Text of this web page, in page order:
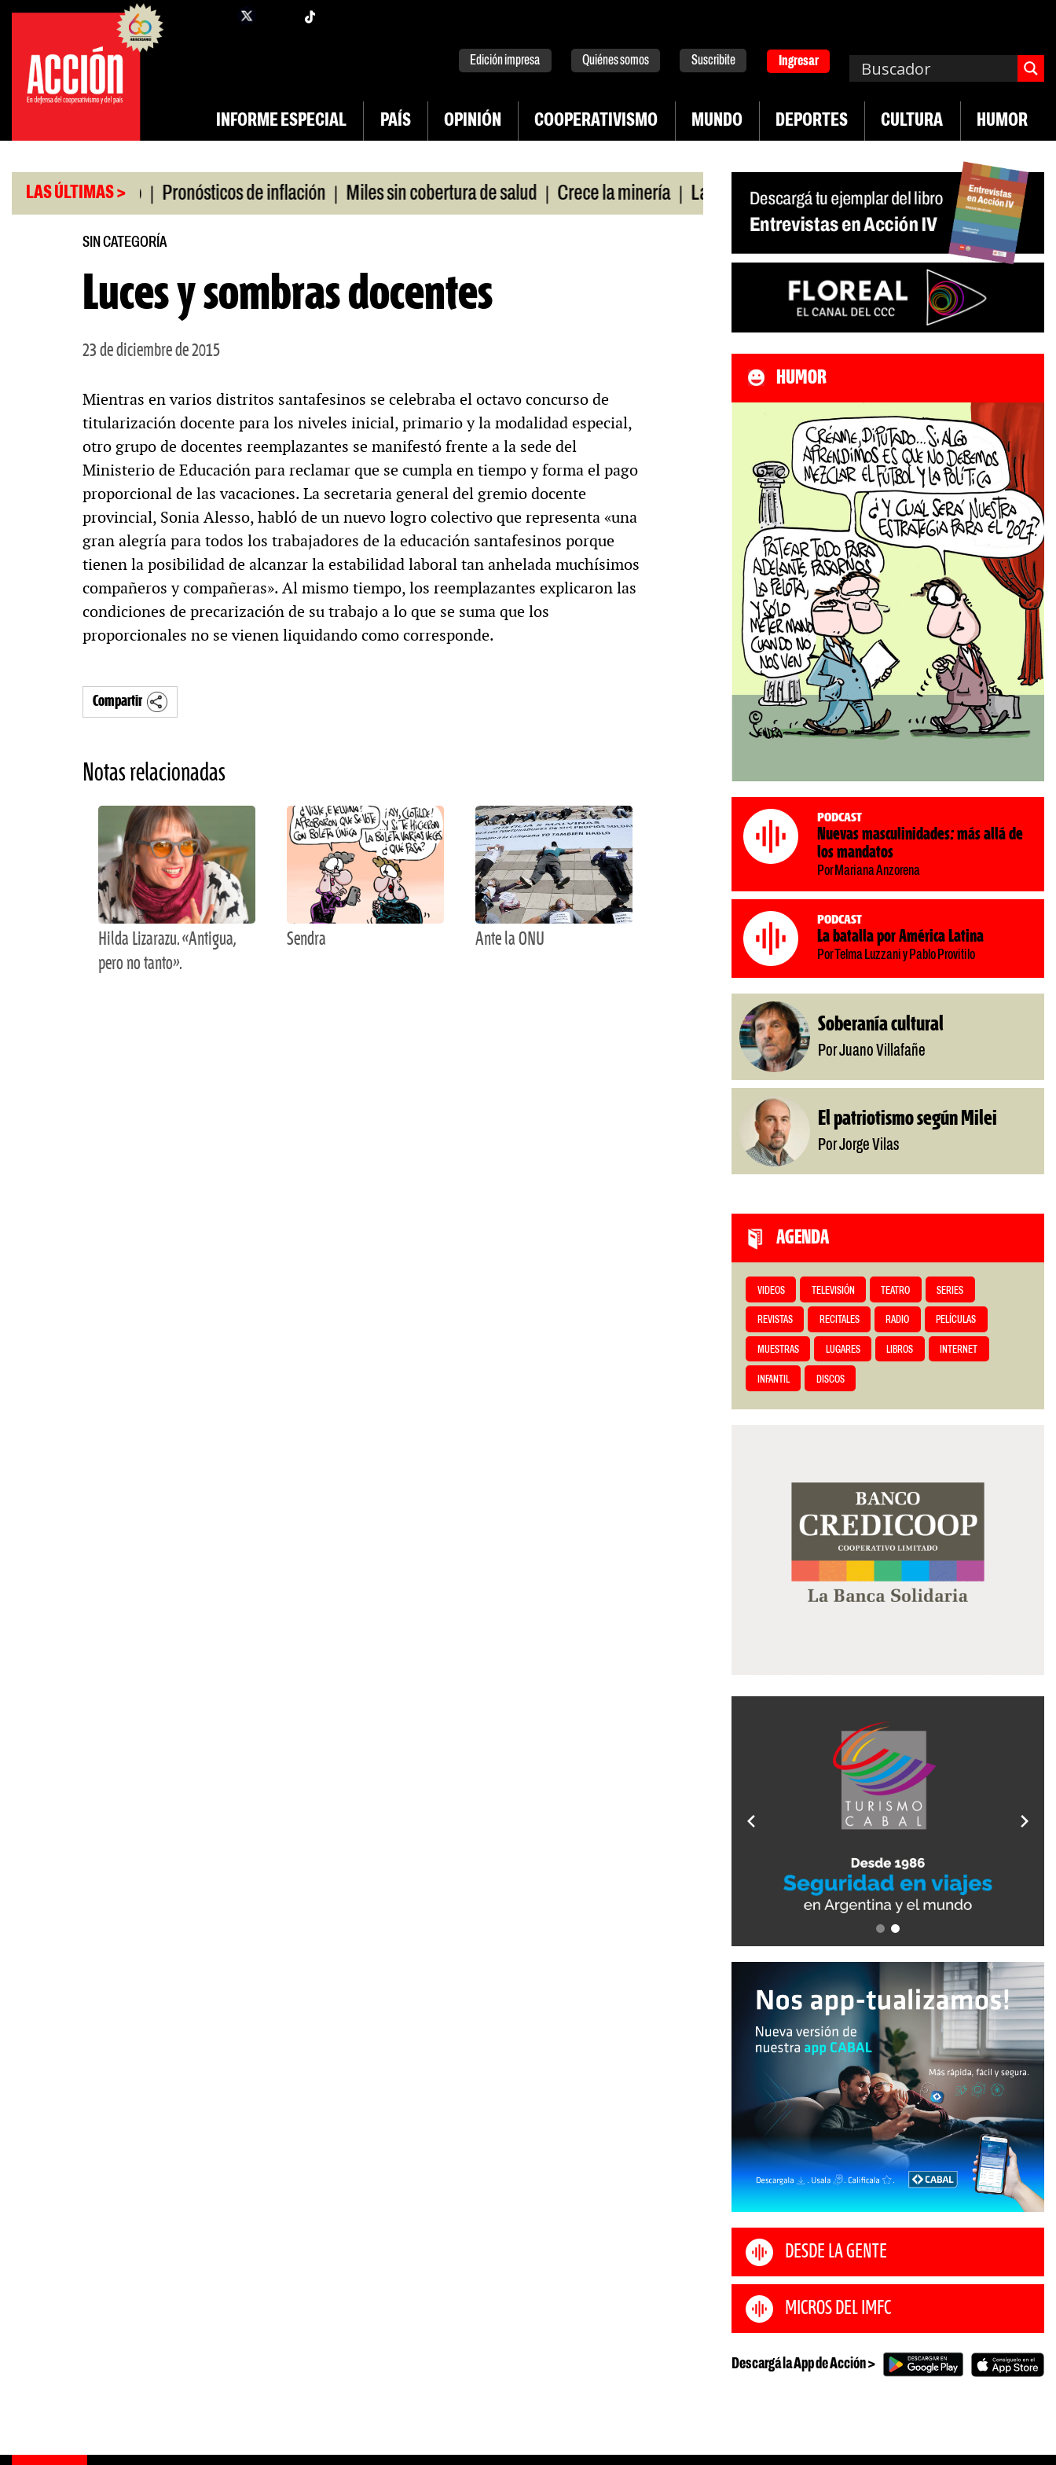
Saltar
contenido
facebook
Edición impresa Quiénes somos Suscribite Ingresar
INFORME ESPECIAL PAÍS OPINIÓN COOPERATIVISMO MUNDO DEPORTES CULTURA HUMOR
LAS ÚLTIMAS >
universitario | Pronósticos de inflación | Miles sin cobertura de salud | Crece la minería | La Pampa. Emergencia en salud mental | Los 43
SIN CATEGORÍA
Luces y sombras docentes
23 de diciembre de 2015
Mientras en varios distritos santafesinos se celebraba el octavo concurso de
titularización docente para los niveles inicial, primario y la modalidad especial,
otro grupo de docentes reemplazantes se manifestó frente a la sede del
Ministerio de Educación para reclamar que se cumpla en tiempo y forma el pago
proporcional de las vacaciones. La secretaria general del gremio docente
provincial, Sonia Alesso, habló de un nuevo logro colectivo que representa «una
gran alegría para todos los trabajadores de la educación santafesinos porque
tienen la posibilidad de alcanzar la estabilidad laboral tan anhelada muchísimos
compañeros y compañeras». Al mismo tiempo, los reemplazantes explicaron las
condiciones de precarización de su trabajo a lo que se suma que los
proporcionales no se vienen liquidando como corresponde.
Compartir
Notas relacionadas
Hilda Lizarazu. «Antigua,
pero no tanto».
Sendra Ante la ONU
HUMOR
Podcast
Nuevas masculinidades: más allá de
los mandatos
Por Mariana Anzorena
Podcast
La batalla por América Latina
Por Telma Luzzani y Pablo Provitilo
Soberanía cultural
Por Juano Villafañe
El patriotismo según Milei
Por Jorge Vilas
AGENDA
VIDEOS TELEVISIÓN TEATRO SERIES
REVISTAS RECITALES RADIO PELÍCULAS
MUESTRAS LUGARES LIBROS INTERNET
INFANTIL DISCOS
DESDE LA GENTE
MICROS DEL IMFC
Descargá la App de Acción >